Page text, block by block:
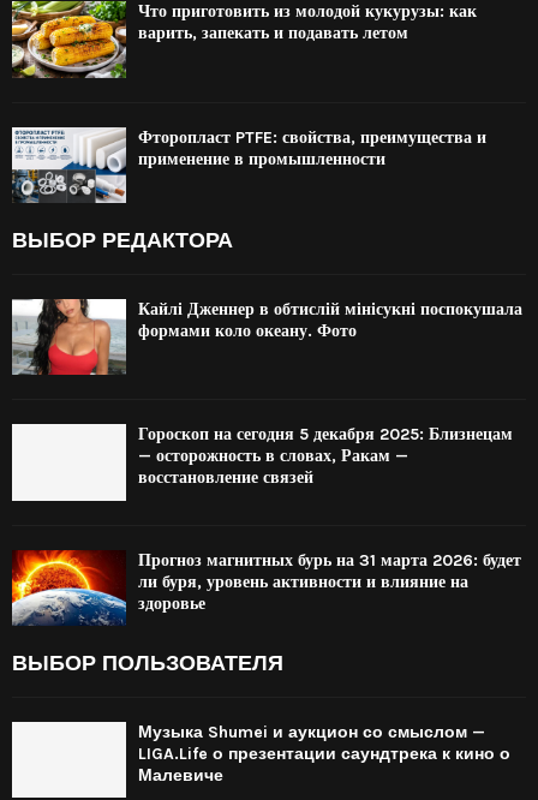
Что приготовить из молодой кукурузы: как
варить, запекать и подавать летом
Фторопласт PTFE: свойства, преимущества и
применение в промышленности
ВЫБОР РЕДАКТОРА
Кайлі Дженнер в обтислій мінісукні поспокушала
формами коло океану. Фото
Гороскоп на сегодня 5 декабря 2025: Близнецам
— осторожность в словах, Ракам —
восстановление связей
Прогноз магнитных бурь на 31 марта 2026: будет
ли буря, уровень активности и влияние на
здоровье
ВЫБОР ПОЛЬЗОВАТЕЛЯ
Музыка Shumei и аукцион со смыслом —
LIGA.Life о презентации саундтрека к кино о
Малевиче